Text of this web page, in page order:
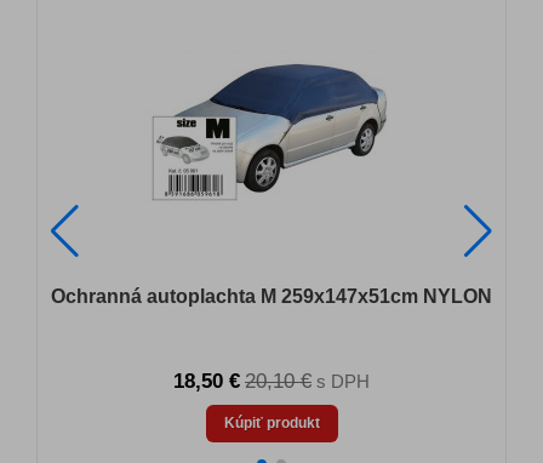
Ochranná autoplachta M 259x147x51cm NYLON
18,50 € 20,10 € s DPH
Kúpiť produkt